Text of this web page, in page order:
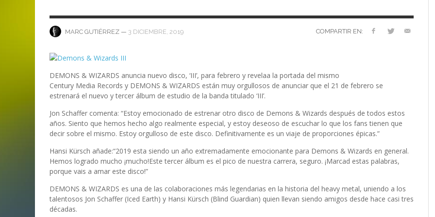
‘DEUS EX MACHINA’ – PRIMERAS
IMPRESIONES
LIV KRISTINE – ‘RIVER OF DIAMONDS’
EN PROFUNDIDAD
MARC GUTIÉRREZ, 11 MAYO, 2023
MUSICALES
ENTREVISTA CON LIV KRISTINE.
NAGOLD 2025
ENTREVISTA CON MICHAEL HANSEN
MARC GUTIÉRREZ, 13 ENERO, 2024
ESPAÑOL)
LIV KRISTINE – ‘RIVER OF DIAMONDS’
EN PROFUNDIDAD
LIV KRISTINE – RIVER OF DIAMONDS,
PRIMERAS IMPRESIONES
SAMSON
MARC GUTIÉRREZ 25 FEBRERO, 2019
CRIMINAL
29 AGOSTO, 2016
EMPIRE RADIO: HELLFEST 2017
JUAN ESPINOZA, 3 JUNIO, 2018
EL OCTAVO DIA: 8
3 DICIEMBRE, 2017
COMPARTIR EN:
MARC GUTIÉRREZ — 3 DICIEMBRE, 2019
DEMONS & WIZARDS anuncia nuevo disco, ‘III’, para febrero y revelaa la portada del mismo
Century Media Records y DEMONS & WIZARDS están muy orgullosos de anunciar que el 21 de febrero se
estrenará el nuevo y tercer álbum de estudio de la banda titulado ‘III’.
Jon Schaffer comenta: “Estoy emocionado de estrenar otro disco de Demons & Wizards después de todos estos
años. Siento que hemos hecho algo realmente especial, y estoy deseoso de escuchar lo que los fans tienen que
decir sobre el mismo. Estoy orgulloso de este disco. Definitivamente es un viaje de proporciones épicas.”
Hansi Kürsch añade:“2019 esta siendo un año extremadamente emocionante para Demons & Wizards en general.
Hemos logrado mucho ¡mucho!Este tercer álbum es el pico de nuestra carrera, seguro. ¡Marcad estas palabras,
porque vais a amar este disco!”
DEMONS & WIZARDS es una de las colaboraciones más legendarias en la historia del heavy metal, uniendo a los
talentosos Jon Schaffer (Iced Earth) y Hansi Kürsch (Blind Guardian) quien llevan siendo amigos desde hace casi tres
décadas.